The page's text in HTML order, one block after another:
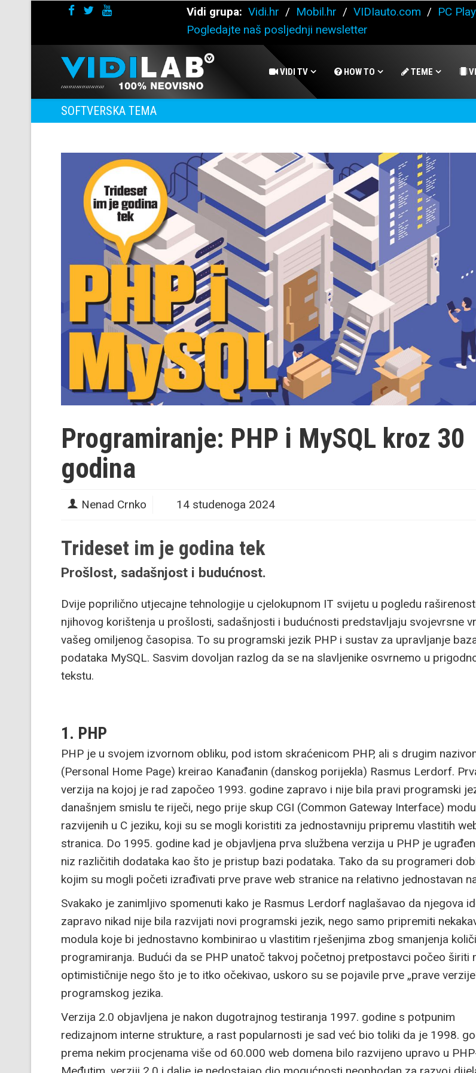
Vidi grupa: Vidi.hr / Mobil.hr / VIDIauto.com / PC Play
Pogledajte naš posljednji newsletter
VIDI TV HOW TO TEME
SOFTVERSKA TEMA
Programiranje: PHP i MySQL kroz 30
godina
Nenad Crnko 14 studenoga 2024
Trideset im je godina tek
Prošlost, sadašnjost i budućnost.
Dvije poprilično utjecajne tehnologije u cjelokupnom IT svijetu u pogledu
njihovog korištenja u prošlosti, sadašnjosti i budućnosti predstavljaju svojevrsne
vašeg omiljenog časopisa. To su programski jezik PHP i sustav za upravljanje
podataka MySQL. Sasvim dovoljan razlog da se na slavljenike osvrnemo u
tekstu.
1. PHP
PHP je u svojem izvornom obliku, pod istom skraćenicom PHP, ali s drugim
(Personal Home Page) kreirao Kanađanin (danskog porijekla) Rasmus Lerdorf.
verzija na kojoj je rad započeo 1993. godine zapravo i nije bila pravi programski
današnjem smislu te riječi, nego prije skup CGI (Common Gateway Interface)
razvijenih u C jeziku, koji su se mogli koristiti za jednostavniju pripremu vlastitih
stranica. Do 1995. godine kad je objavljena prva službena verzija u PHP je
niz različitih dodataka kao što je pristup bazi podataka. Tako da su programeri
kojim su mogli početi izrađivati prve prave web stranice na relativno jednostavan
Svakako je zanimljivo spomenuti kako je Rasmus Lerdorf naglašavao da njegova
zapravo nikad nije bila razvijati novi programski jezik, nego samo pripremiti
modula koje bi jednostavno kombinirao u vlastitim rješenjima zbog smanjenja
programiranja. Budući da se PHP unatoč takvoj početnoj pretpostavci počeo širiti
optimističnije nego što je to itko očekivao, uskoro su se pojavile prve „prave
programskog jezika.
Verzija 2.0 objavljena je nakon dugotrajnog testiranja 1997. godine s potpunim
redizajnom interne strukture, a rast popularnosti je sad već bio toliki da je 1998.
prema nekim procjenama više od 60.000 web domena bilo razvijeno upravo u